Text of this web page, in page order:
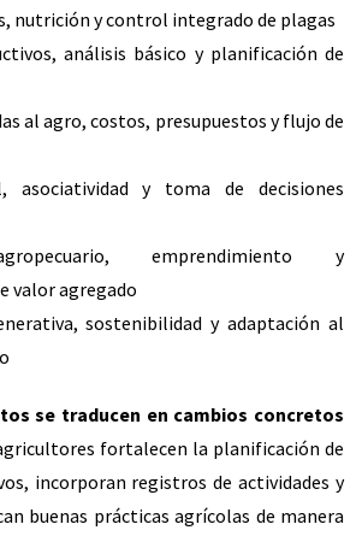
nutrición y control integrado de plagas
análisis básico y planificación de
al agro, costos, presupuestos y flujo de
asociatividad y toma de decisiones
emprendimiento y
valor agregado
sostenibilidad y adaptación al
se traducen en cambios concretos
fortalecen la planificación de
incorporan registros de actividades y
buenas prácticas agrícolas de manera